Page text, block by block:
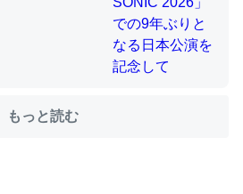
Show 8を設定中でした。Prime
1週間とかの人が多いそうだけど、
もっと読む